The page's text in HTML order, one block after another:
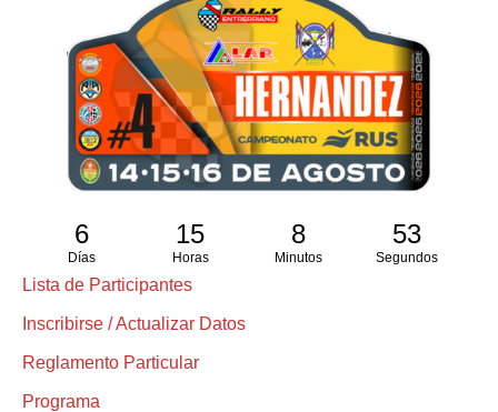
6
Días
15
Horas
8
Minutos
53
Segundos
Lista de Participantes
Inscribirse / Actualizar Datos
Reglamento Particular
Programa